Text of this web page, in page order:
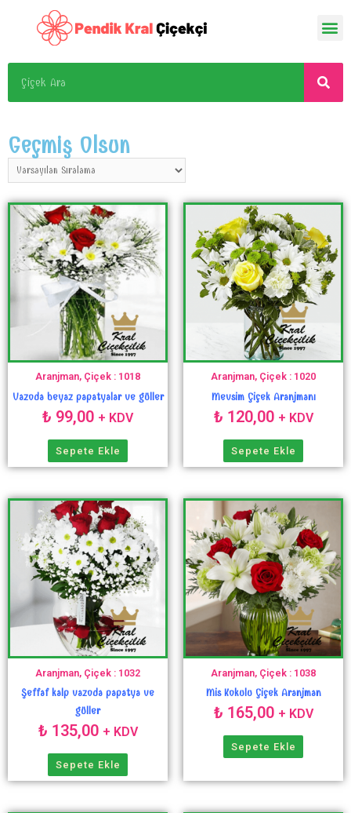
Geçmiş Olsun
Aranjman, Çiçek : 1018
Vazoda beyaz papatyalar ve güller
₺ 99,00 + KDV
Sepete Ekle
Aranjman, Çiçek : 1020
Mevsim Çiçek Aranjmanı
₺ 120,00 + KDV
Sepete Ekle
Aranjman, Çiçek : 1032
Şeffaf kalp vazoda papatya ve
güller
₺ 135,00 + KDV
Sepete Ekle
Aranjman, Çiçek : 1038
Mis Kokulu Çiçek Aranjman
₺ 165,00 + KDV
Sepete Ekle